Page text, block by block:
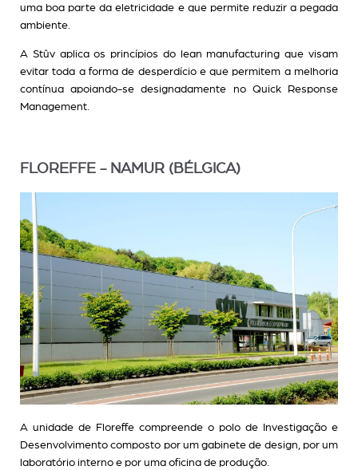
uma boa parte da eletricidade e que permite reduzir a pegada
ambiente.
A Stûv aplica os princípios do lean manufacturing que visam
evitar toda a forma de desperdício e que permitem a melhoria
contínua apoiando-se designadamente no Quick Response
Management.
FLOREFFE - NAMUR (BÉLGICA)
A unidade de Floreffe compreende o polo de Investigação e
Desenvolvimento composto por um gabinete de design, por um
laboratório interno e por uma oficina de produção.